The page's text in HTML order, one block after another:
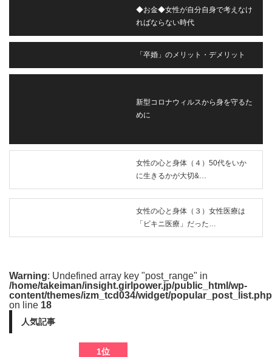
◆お金◆女性が自分自身で考えなけ
ればならない時代
「卒婚」のメリット・デメリット
新型コロナウィルスから身を守るた
めに
女性の心と身体（４）50代をいか
に生きるかが大切&…
女性の心と身体（３）女性医療は
「ビキニ医療」だった…
Warning: Undefined array key "post_range" in
/home/takeiman/insight.girlpower.jp/public_html/wp-
content/themes/izm_tcd034/widget/popular_post_list.php
on line 18
人気記事
1位